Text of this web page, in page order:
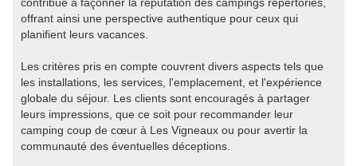
offrant ainsi une perspective authentique pour ceux qui
planifient leurs vacances.
Les critères pris en compte couvrent divers aspects tels que
les installations, les services, l'emplacement, et l'expérience
globale du séjour. Les clients sont encouragés à partager
leurs impressions, que ce soit pour recommander leur
camping coup de cœur à Les Vigneaux ou pour avertir la
communauté des éventuelles déceptions.